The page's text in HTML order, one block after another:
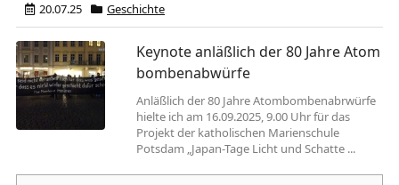
20.07.25 Geschichte
Keynote anläßlich der 80 Jahre Atom
bombenabwürfe
Anläßlich der 80 Jahre Atombombenabrwürfe
hielte ich am 16.09.2025, 9.00 Uhr für das
Projekt der katholischen Marienschule
Potsdam „Japan-Tage Licht und Schatte ...